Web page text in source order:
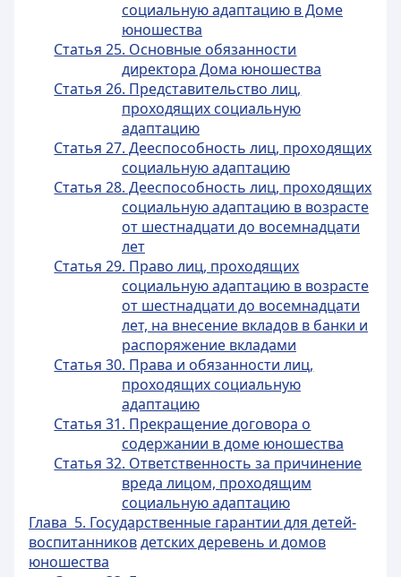
социальную адаптацию в Доме
юношества
Статья 25. Основные обязанности
директора Дома юношества
Статья 26. Представительство лиц,
проходящих социальную
адаптацию
Статья 27. Дееспособность лиц, проходящих
социальную адаптацию
Статья 28. Дееспособность лиц, проходящих
социальную адаптацию в возрасте
от шестнадцати до восемнадцати
лет
Статья 29. Право лиц, проходящих
социальную адаптацию в возрасте
от шестнадцати до восемнадцати
лет, на внесение вкладов в банки и
распоряжение вкладами
Статья 30. Права и обязанности лиц,
проходящих социальную
адаптацию
Статья 31. Прекращение договора о
содержании в доме юношества
Статья 32. Ответственность за причинение
вреда лицом, проходящим
социальную адаптацию
Глава 5. Государственные гарантии для детей-
воспитанниковдетских деревень и домов
юношества